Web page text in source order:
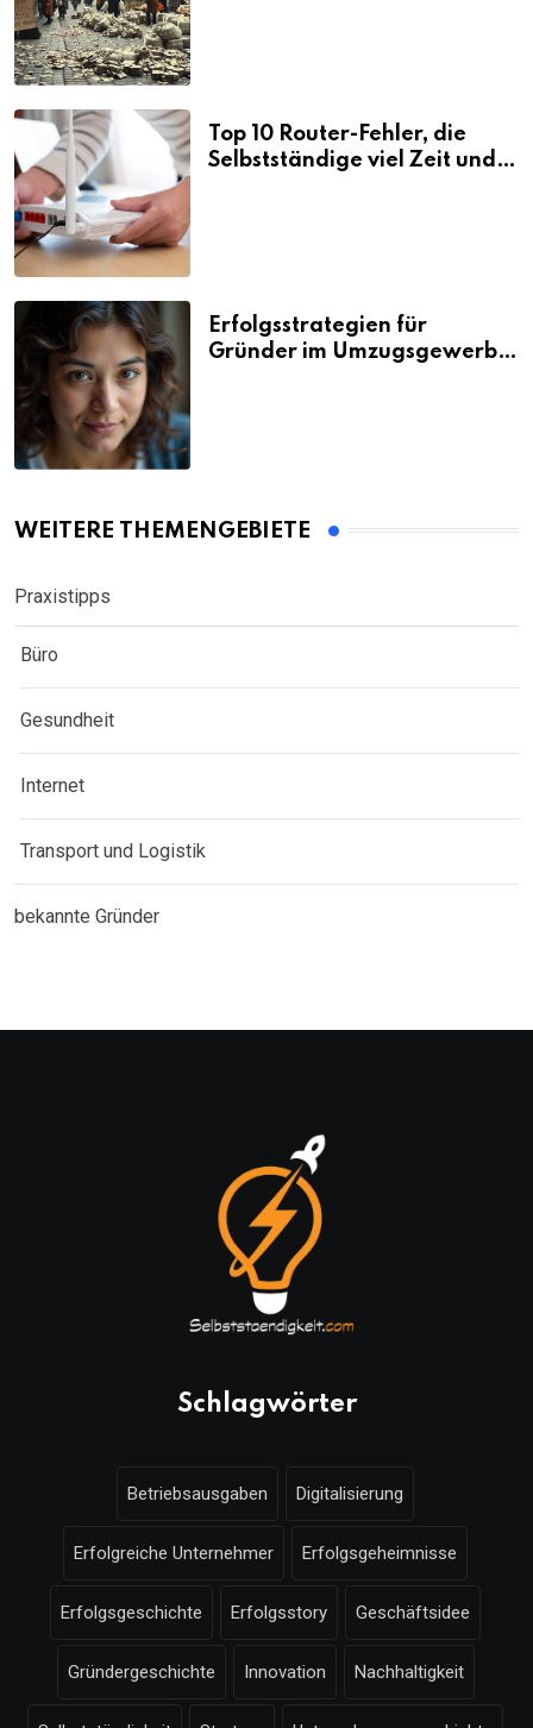
Top 10 Router-Fehler, die
Selbstständige viel Zeit und
Erfolgsstrategien für
Gründer im Umzugsgewerbe
WEITERE THEMENGEBIETE
Praxistipps
Büro
Gesundheit
Internet
Transport und Logistik
bekannte Gründer
Schlagwörter
Betriebsausgaben Digitalisierung
Erfolgreiche Unternehmer Erfolgsgeheimnisse
Erfolgsgeschichte Erfolgsstory Geschäftsidee
Gründergeschichte Innovation Nachhaltigkeit